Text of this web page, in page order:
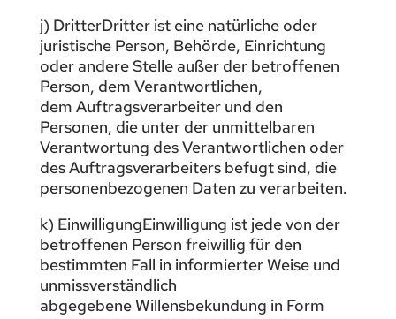
j) DritterDritter ist eine natürliche oder
juristische Person, Behörde, Einrichtung
oder andere Stelle außer der betroffenen
Person, dem Verantwortlichen,
dem Auftragsverarbeiter und den
Personen, die unter der unmittelbaren
Verantwortung des Verantwortlichen oder
des Auftragsverarbeiters befugt sind, die
personenbezogenen Daten zu verarbeiten.
k) EinwilligungEinwilligung ist jede von der
betroffenen Person freiwillig für den
bestimmten Fall in informierter Weise und
unmissverständlich
abgegebene Willensbekundung in Form